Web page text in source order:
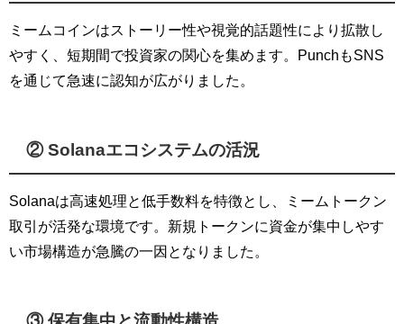
ミームコインはストーリー性や視覚的話題性により拡散し
やすく、短期間で投資家の関心を集めます。PunchもSNS
を通じて急速に認知が広がりました。
② Solanaエコシステムの活況
Solanaは高速処理と低手数料を特徴とし、ミームトークン
取引が活発な環境です。新規トークンに資金が集中しやす
い市場構造が急騰の一因となりました。